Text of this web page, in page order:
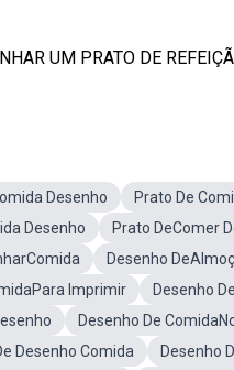
UM PRATO DE
Desenho Prato De
Desenho
Prato DeComer
Desenho
Imprimir
Desenho
Desenho De
Desenho Comida
Desenho